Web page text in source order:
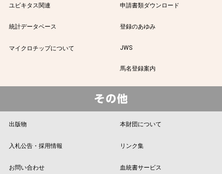
ユビキタス関連 申請書類ダウンロード
統計データベース 登録のあゆみ
マイクロチップについて JWS
馬名登録案内
出版物 本財団について
入札公告・採用情報 リンク集
お問い合わせ 血統書サービス